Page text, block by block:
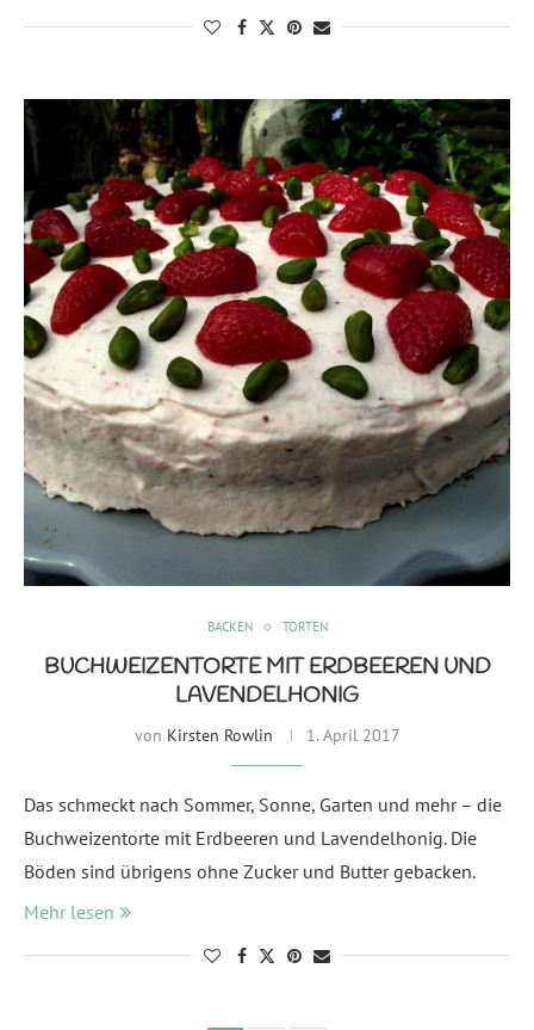
BACKEN TORTEN
BUCHWEIZENTORTE MIT ERDBEEREN UND
LAVENDELHONIG
von Kirsten Rowlin 1. April 2017
Das schmeckt nach Sommer, Sonne, Garten und mehr – die
Buchweizentorte mit Erdbeeren und Lavendelhonig. Die
Böden sind übrigens ohne Zucker und Butter gebacken.
Mehr lesen